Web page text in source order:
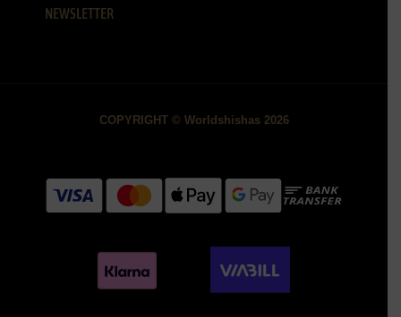
NEWSLETTER
COPYRIGHT © Worldshishas 2026